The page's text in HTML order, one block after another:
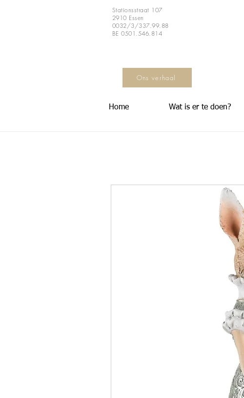
Stationsstraat 107
2910 Essen
0032/3/337.99.88
BE 0501.546.814
Ons verhaal
Home Wat is er te doen?